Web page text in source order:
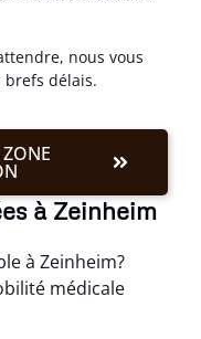
nous vous
délais.
à Zeinheim
à Zeinheim?
médicale